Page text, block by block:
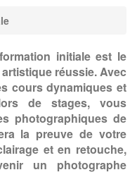
initiale est le
réussie. Avec
cours dynamiques et
de stages, vous
photographiques de
la preuve de votre
et en retouche,
un photographe